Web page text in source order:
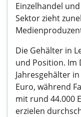
Einzelhandel
Sektor zieht
Die Gehälter in
und Position. Im
Jahresgehälter
Euro, während
mit rund 44.000
erzielen